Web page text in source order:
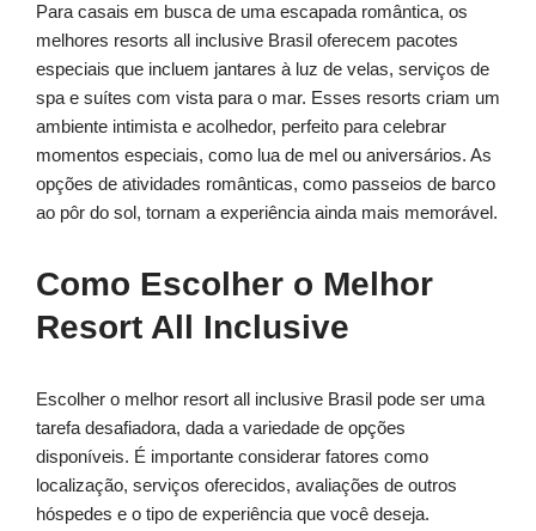
Para casais em busca de uma escapada romântica, os
melhores resorts all inclusive Brasil oferecem pacotes
especiais que incluem jantares à luz de velas, serviços de
spa e suítes com vista para o mar. Esses resorts criam um
ambiente intimista e acolhedor, perfeito para celebrar
momentos especiais, como lua de mel ou aniversários. As
opções de atividades românticas, como passeios de barco
ao pôr do sol, tornam a experiência ainda mais memorável.
Como Escolher o Melhor
Resort All Inclusive
Escolher o melhor resort all inclusive Brasil pode ser uma
tarefa desafiadora, dada a variedade de opções
disponíveis. É importante considerar fatores como
localização, serviços oferecidos, avaliações de outros
hóspedes e o tipo de experiência que você deseja.